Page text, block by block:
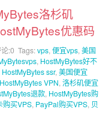
洛杉矶
优惠码
:0 Tags:vps, 便宜vps, 美国
, HostMyBytes好不
HostMyBytes ssr, 美国便宜
HostMyBytes VPN, 洛杉矶便宜
退款, HostMyBytes购
购买VPS, PayPal购买VPS, 贝